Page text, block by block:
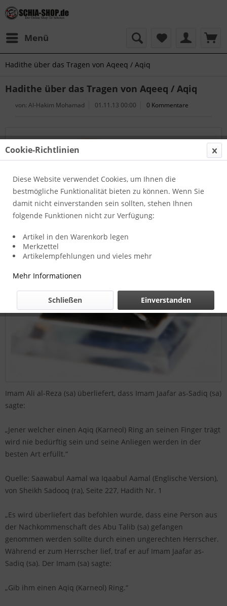
Menü
Hadithe über das Tragen von Aqeeq / Aqiq
Hadithe über das Tragen von Aqeeq / Aqiq
von: Al-Hakim Mohamad 01.11.13 00:00 0 Kommentare
Imam Ali al-Reza (sa) überliefert, dass Imam Jaafar as-Sadiq (sa)
sagte:
„Jener welcher einen Aqiq (Karneol) Ring an seinen Finger trägt
wird nie bedürftig sein und seine Anliegen werden in der
besten Art erfüllt.“
Quelle: Saawabul Aamal wa Iqaabul Aamal (Englische Version),
von Sheikh Sadooq (ra), Seite 227, Hadith Nr. 1
„Es wird überliefert das befohlen wurde, dass eine Person aus
der Nachkommenschaft des Abu Talib (sa) gefangen
genommen werden sollte durch einen ungerechten Herrscher.
Während er zum Herrscher lief, traf er auf Imam Jaafar as-
Sadiq (sa). Der Imam (sa) sagte:
„Gib ihm einen Aqiq (Karneol) Ring.“
Cookie-Richtlinien
Diese Website verwendet Cookies, um Ihnen die
bestmögliche Funktionalität bieten zu können. Wenn Sie
damit nicht einverstanden sein sollten, stehen Ihnen
folgende Funktionen nicht zur Verfügung:
Artikel in den Warenkorb legen
Merkzettel
Artikelempfehlungen und vieles mehr
Mehr Informationen
Einverstanden
Schließen